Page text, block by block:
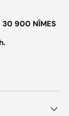
900 NÎMES